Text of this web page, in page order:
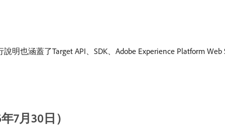
明也涵蓋了Target API、SDK、Adobe Experience Platform
7月30日）